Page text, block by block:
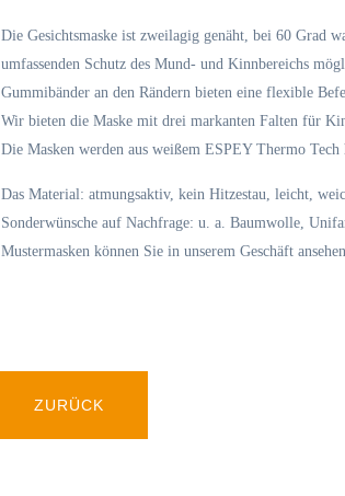
Die Gesichtsmaske ist zweilagig genäht, bei 60 Grad
umfassenden Schutz des Mund- und Kinnbereichs
Gummibänder an den Rändern bieten eine flexible
Wir bieten die Maske mit drei markanten Falten für
Die Masken werden aus weißem ESPEY Thermo Tech
Das Material: atmungsaktiv, kein Hitzestau, leicht,
Sonderwünsche auf Nachfrage: u. a. Baumwolle,
Mustermasken können Sie in unserem Geschäft ansehen.
ZURÜCK